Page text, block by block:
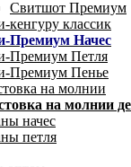
Свитшот Премиум
кенгуру классик
Премиум Начес
Премиум Петля
Премиум Пенье
на молнии
на молнии
начес
петля